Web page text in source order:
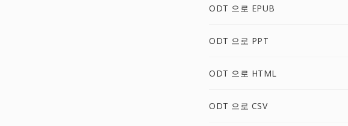
ODT 으로 EPUB
ODT 으로 PPT
ODT 으로 HTML
ODT 으로 CSV